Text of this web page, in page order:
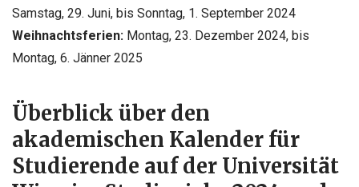
Samstag, 29. Juni, bis Sonntag, 1. September 2024
Weihnachtsferien: Montag, 23. Dezember 2024, bis
Montag, 6. Jänner 2025
Überblick über den
akademischen Kalender für
Studierende auf der Universität